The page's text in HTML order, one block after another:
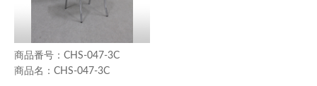
CHS-047-3C
CHS-047-3C